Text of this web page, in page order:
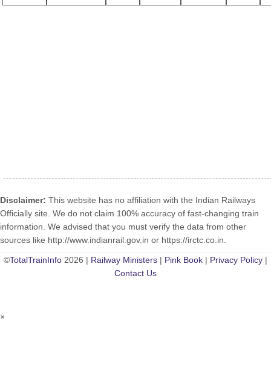
Disclaimer: This website has no affiliation with the Indian Railways
Officially site. We do not claim 100% accuracy of fast-changing train
information. We advised that you must verify the data from other
sources like http://www.indianrail.gov.in or https://irctc.co.in.
©TotalTrainInfo 2026 | Railway Ministers | Pink Book | Privacy Policy |
Contact Us
×